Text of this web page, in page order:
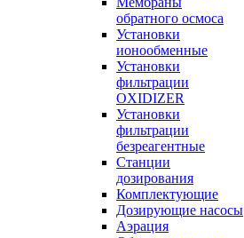
обратного осмоса
Установки
ионообменные
Установки
фильтрации
OXIDIZER
Установки
фильтрации
безреагентные
Станции
дозирования
Комплектующие
Дозирующие насосы
Аэрация